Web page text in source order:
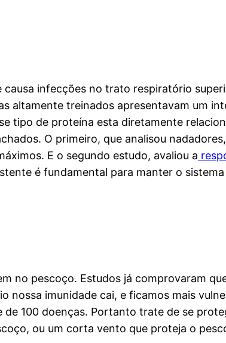
infecções no trato respiratório
altamente treinados apresentavam um
tipo de proteína esta diretamente
O primeiro, que analisou
E o segundo estudo, avaliou a
é fundamental para manter o
no pescoço. Estudos já comprovaram
imunidade cai, e ficamos mais
100 doenças. Portanto trate de se
ou um corta vento que proteja o